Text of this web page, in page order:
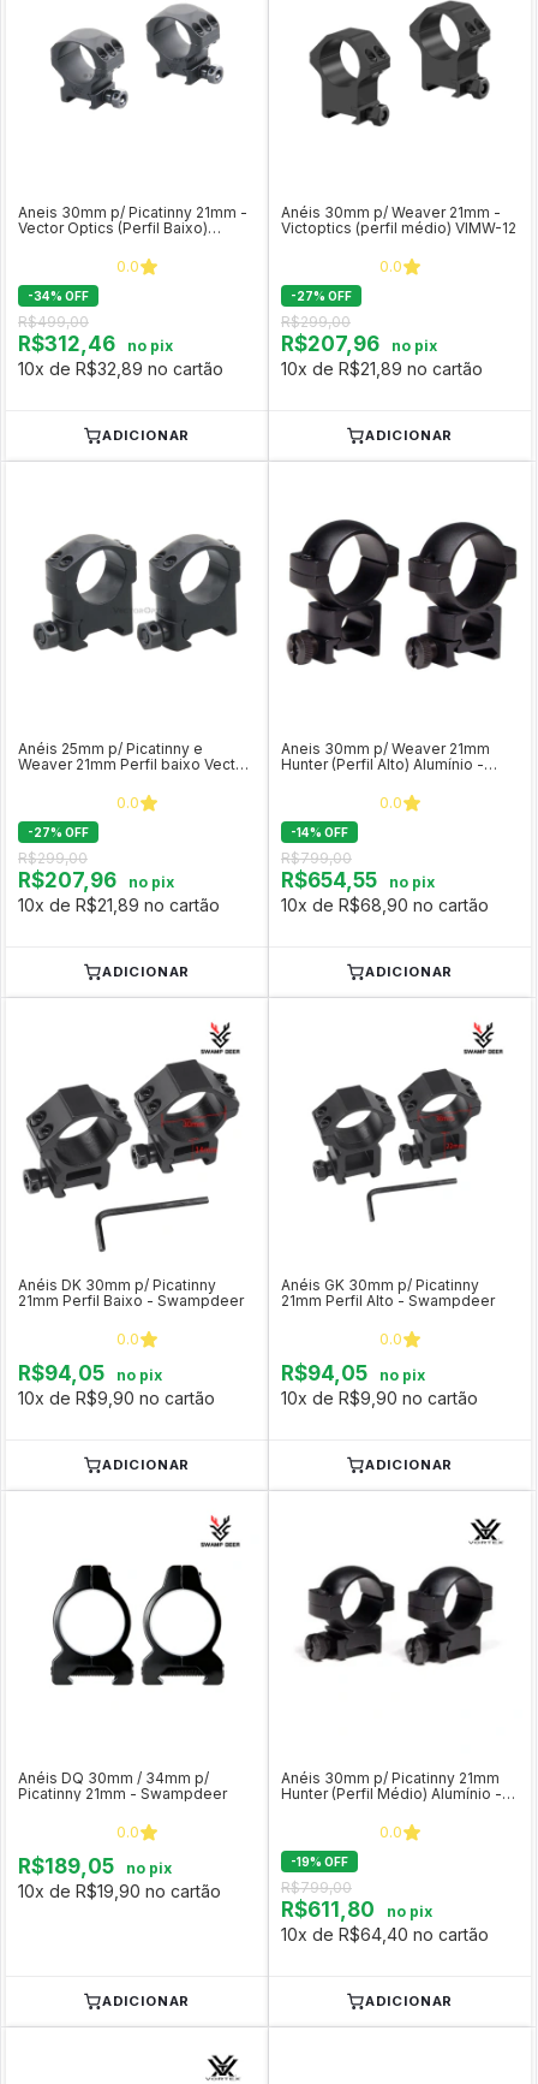
Aneis 30mm p/ Picatinny 21mm -
Vector Optics (Perfil Baixo)
0.0
-34% OFF
R$499,00
R$312,46 no pix
10x de R$32,89 no cartão
ADICIONAR
Anéis 30mm p/ Weaver 21mm -
Victoptics (perfil médio) VIMW-12
0.0
-27% OFF
R$299,00
R$207,96 no pix
10x de R$21,89 no cartão
ADICIONAR
Anéis 25mm p/ Picatinny e
Weaver 21mm Perfil baixo Vector
0.0
-27% OFF
R$299,00
R$207,96 no pix
10x de R$21,89 no cartão
ADICIONAR
Aneis 30mm p/ Weaver 21mm
Hunter (Perfil Alto) Alumínio -
0.0
-14% OFF
R$799,00
R$654,55 no pix
10x de R$68,90 no cartão
ADICIONAR
Anéis DK 30mm p/ Picatinny
21mm Perfil Baixo - Swampdeer
0.0
R$94,05 no pix
10x de R$9,90 no cartão
ADICIONAR
Anéis GK 30mm p/ Picatinny
21mm Perfil Alto - Swampdeer
0.0
R$94,05 no pix
10x de R$9,90 no cartão
ADICIONAR
Anéis DQ 30mm / 34mm p/
Picatinny 21mm - Swampdeer
0.0
R$189,05 no pix
10x de R$19,90 no cartão
ADICIONAR
Anéis 30mm p/ Picatinny 21mm
Hunter (Perfil Médio) Alumínio -
0.0
-19% OFF
R$799,00
R$611,80 no pix
10x de R$64,40 no cartão
ADICIONAR